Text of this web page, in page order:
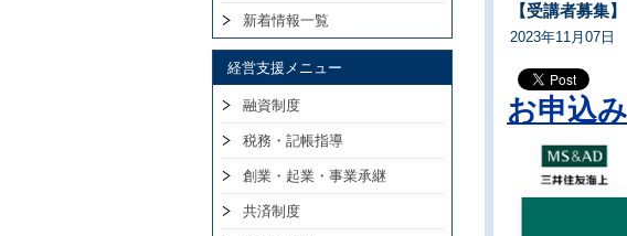
【受講者募集
2023年11月07日
お申込
新着情報一覧
経営支援メニュー
融資制度
税務・記帳指導
創業・起業・事業承継
共済制度